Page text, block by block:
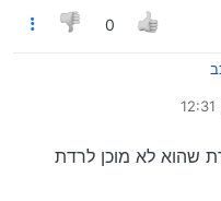
0
שהוא לא מוכן לרדת